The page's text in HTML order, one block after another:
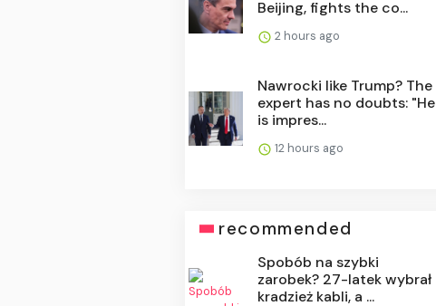
Beijing, fights the co...
2 hours ago
Nawrocki like Trump? The
expert has no doubts: "He
is impres...
12 hours ago
recommended
Spobób na szybki
zarobek? 27-latek wybrał
kradzież kabli, a ...